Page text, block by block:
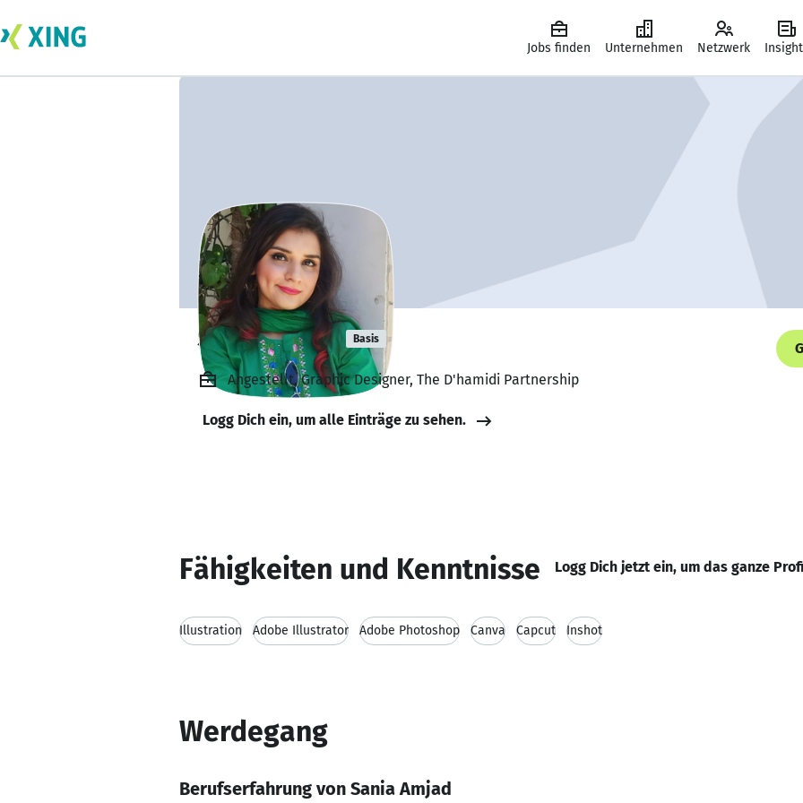
Jobs finden Unternehmen Netzwerk
Sania Amjad Basis
Angestellt, Graphic Designer, The D'hamidi Partnership
Logg Dich ein, um alle Einträge zu sehen.
Fähigkeiten und Kenntnisse Logg Dich jetzt ein, um das ganze
Illustration Adobe Illustrator Adobe Photoshop Canva Capcut Inshot
Werdegang
Berufserfahrung von Sania Amjad